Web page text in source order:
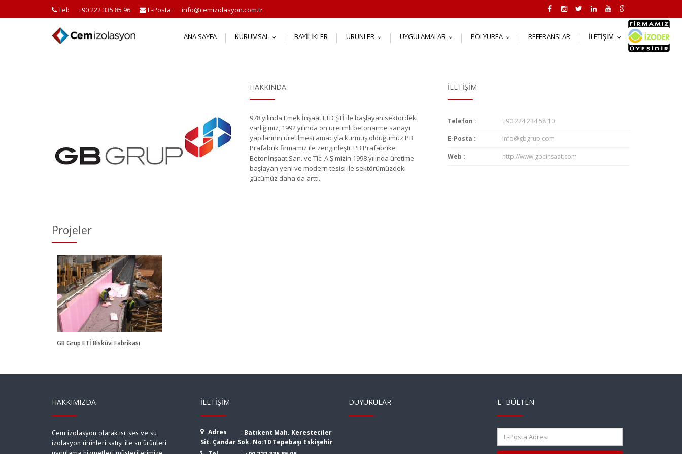
Tel: +90 222 335 85 96 E-Posta: info@cemizolasyon.com.tr
ANA SAYFA KURUMSAL BAYILIKLER ÜRÜNLER UYGULAMALAR POLYUREA REFERANSLAR İLETIŞIM
HAKKINDA
978 yılında Emek İnşaat LTD ŞTİ ile başlayan sektördeki
varlığımız, 1992 yılında ön üretimli betonarme sanayi
yapılarının üretilmesi amacıyla kurmuş olduğumuz PB
Prafabrik firmamız ile zenginleşti. PB Prafabrike
Betonİnşaat San. ve Tic. A.Ş'mizin 1998 yılında üretime
başlayan yeni ve modern tesisi ile sektörümüzdeki
gücümüz daha da arttı.
İLETIŞIM
Telefon : +90 224 234 58 10
E-Posta : info@gbgrup.com
Web : http://www.gbcinsaat.com
Projeler
GB Grup ETİ Bisküvi Fabrikası
HAKKIMIZDA
Cem izolasyon olarak ısı, ses ve su
izolasyon ürünleri satışı ile su ürünleri
İLETIŞIM
Adres : Batıkent Mah. Keresteciler
Sit. Çandar Sok. No:10 Tepebaşı Eskişehir
DUYURULAR E- BÜLTEN